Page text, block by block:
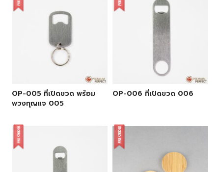
OP-005 ที่เปิดขวด พร้อม
พวงกุญแจ 005
OP-006 ที่เปิดขวด 006